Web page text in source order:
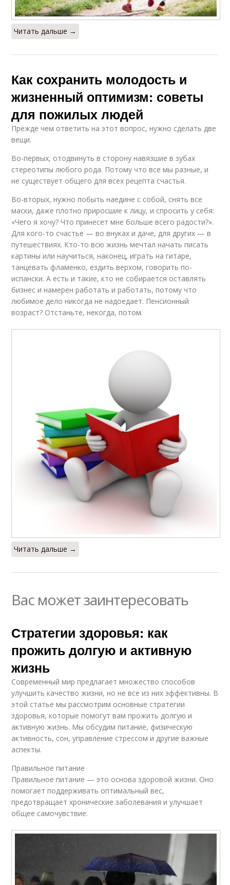
Читать дальше →
Как сохранить молодость и
жизненный оптимизм: советы
для пожилых людей
Прежде чем ответить на этот вопрос, нужно сделать две
вещи.
Во-первых, отодвинуть в сторону навязшие в зубах
стереотипы любого рода. Потому что все мы разные, и
не существует общего для всех рецепта счастья.
Во-вторых, нужно побыть наедине с собой, снять все
маски, даже плотно приросшие к лицу, и спросить у себя:
«Чего я хочу? Что принесет мне больше всего радости?».
Для кого-то счастье — во внуках и даче, для других — в
путешествиях. Кто-то всю жизнь мечтал начать писать
картины или научиться, наконец, играть на гитаре,
танцевать фламенко, ездить верхом, говорить по-
испански. А есть и такие, кто не собирается оставлять
бизнес и намерен работать и работать, потому что
любимое дело никогда не надоедает. Пенсионный
возраст? Отстаньте, некогда, потом.
Читать дальше →
Вас может заинтересовать
Стратегии здоровья: как
прожить долгую и активную
жизнь
Современный мир предлагает множество способов
улучшить качество жизни, но не все из них эффективны. В
этой статье мы рассмотрим основные стратегии
здоровья, которые помогут вам прожить долгую и
активную жизнь. Мы обсудим питание, физическую
активность, сон, управление стрессом и другие важные
аспекты.
Правильное питание
Правильное питание — это основа здоровой жизни. Оно
помогает поддерживать оптимальный вес,
предотвращает хронические заболевания и улучшает
общее самочувствие.